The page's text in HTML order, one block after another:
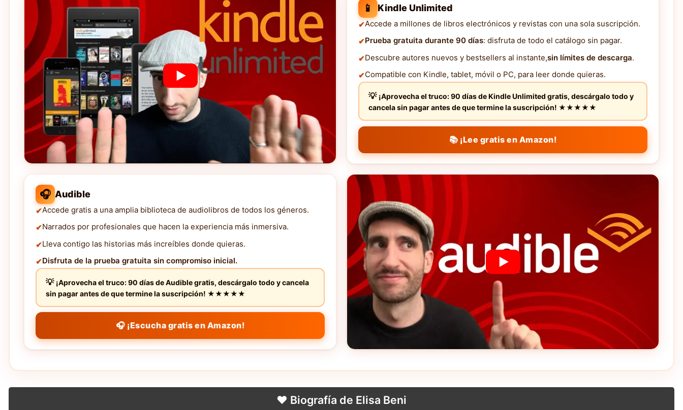
📱 Kindle Unlimited
Accede a millones de libros electrónicos y revistas con una sola suscripción.
Prueba gratuita durante 90 días: disfruta de todo el catálogo sin pagar.
Descubre autores nuevos y bestsellers al instante,sin límites de descarga.
Compatible con Kindle, tablet, móvil o PC, para leer donde quieras.
¡Aprovecha el truco: 90 días de Kindle Unlimited gratis, descárgalo todo y
cancela sin pagar antes de que termine la suscripción! ★★★★★
📚 ¡Lee gratis en Amazon!
🎧 Audible
Accede gratis a una amplia biblioteca de audiolibros de todos los géneros.
Narrados por profesionales que hacen la experiencia más inmersiva.
Lleva contigo las historias más increíbles donde quieras.
Disfruta de la prueba gratuita sin compromiso inicial.
¡Aprovecha el truco: 90 días de Audible gratis, descárgalo todo y cancela
sin pagar antes de que termine la suscripción! ★★★★★
🎧 ¡Escucha gratis en Amazon!
❤️ Biografía de Elisa Beni